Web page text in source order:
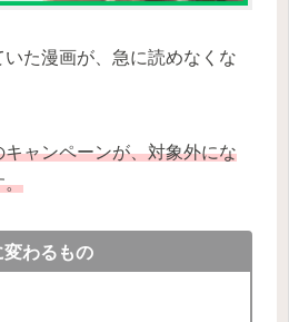
た漫画が、急に読めなくな
ャンペーンが、対象外にな
。
わるもの